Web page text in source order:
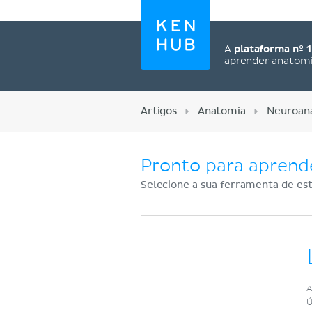
A plataforma nº 1
aprender
Artigos Anatomia
Pronto para
Selecione a sua ferramenta de